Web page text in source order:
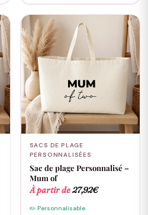
SACS DE PLAGE
PERSONNALISÉES
Sac de plage Personnalisé –
Mum of
À partir de27,92€
✏️ Personnalisable